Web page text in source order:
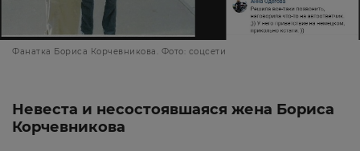
Фанатка Бориса Корчевникова. Фото: соцсети
Невеста и несостоявшаяся жена Бориса
Корчевникова